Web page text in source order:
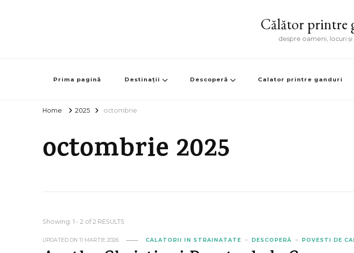
Călător printre
despre oameni, locuri și
Prima pagină Destinații Descoperă Calator printre ganduri
Home 2025 octombrie
octombrie 2025
Showing: 1 - 2 of 2 RESULTS
UPDATED ON 11 MARTIE 2026 CALATORII IN STRAINATATE DESCOPERĂ POVESTI DE